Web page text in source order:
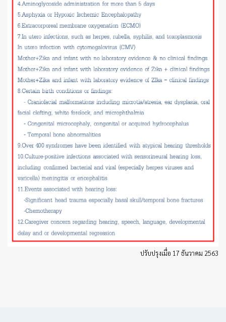
ปรับปรุงเมื่อ 17 ธันวาคม 2563